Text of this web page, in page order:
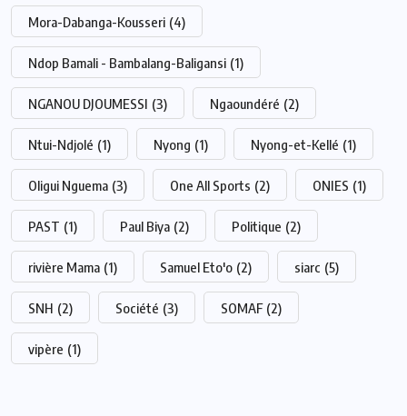
Mora-Dabanga-Kousseri (4)
Ndop Bamali - Bambalang-Baligansi (1)
NGANOU DJOUMESSI (3) Ngaoundéré (2)
Ntui-Ndjolé (1) Nyong (1) Nyong-et-Kellé (1)
Oligui Nguema (3) One All Sports (2) ONIES (1)
PAST (1) Paul Biya (2) Politique (2)
rivière Mama (1) Samuel Eto'o (2) siarc (5)
SNH (2) Société (3) SOMAF (2)
vipère (1)